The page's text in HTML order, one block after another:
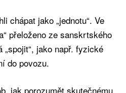
chápat jako „jednotu“. Ve
přeloženo ze sanskrtského
„spojit“, jako např. fyzické
do povozu.
jak porozumět skutečnému